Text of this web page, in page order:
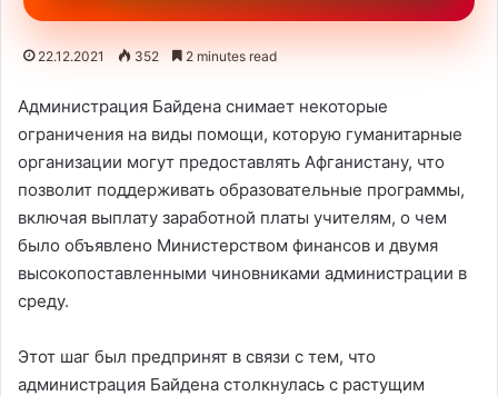
22.12.2021 352 2 minutes read
Администрация Байдена снимает некоторые
ограничения на виды помощи, которую гуманитарные
организации могут предоставлять Афганистану, что
позволит поддерживать образовательные программы,
включая выплату заработной платы учителям, о чем
было объявлено Министерством финансов и двумя
высокопоставленными чиновниками администрации в
среду.
Этот шаг был предпринят в связи с тем, что
администрация Байдена столкнулась с растущим